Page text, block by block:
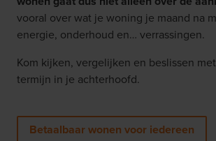
vooral over wat je woning je maand na
energie, onderhoud en… verrassingen.
Kom kijken, vergelijken en beslissen
termijn in je achterhoofd.
Betaalbaar wonen voor iedereen